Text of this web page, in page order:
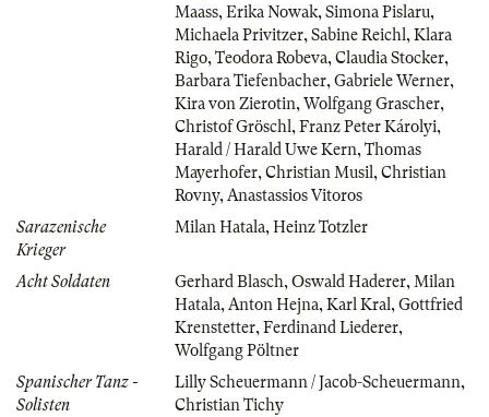
Maass, Erika Nowak, Simona Pislaru,
Michaela Privitzer, Sabine Reichl , Klara
Rigo, Teodora Robeva, Claudia Stocker,
Barbara Tiefenbacher, Gabriele Werner,
Kira von Zierotin, Wolfgang Grascher,
Christof Gröschl , Franz Peter Károlyi,
Harald / Harald Uwe Kern, Thomas
Mayerhofer, Christian Musil , Christian
Rovny, Anastassios Vitoros
Sarazenische
Krieger
Milan Hatala, Heinz Totzler
Acht Soldaten Gerhard Blasch, Oswald Haderer, Milan
Hatala, Anton Hejna, Karl Kral , Gottfried
Krenstetter, Ferdinand Liederer,
Wolfgang Pöltner
Spanischer Tanz -
Solisten
Lilly Scheuermann / Jacob-Scheuermann,
Christian Tichy